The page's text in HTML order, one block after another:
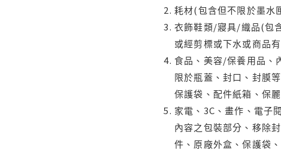
耗材(包含但不限於墨水
衣飾鞋類/寢具/織品(包
或經剪標或下水或商品
食品、美容/保養用品、
限於瓶蓋、封口、封膜
保護袋、配件紙箱、保
家電、3C、畫作、電子
內容之包裝部分、移除
件、原廠外盒、保護袋